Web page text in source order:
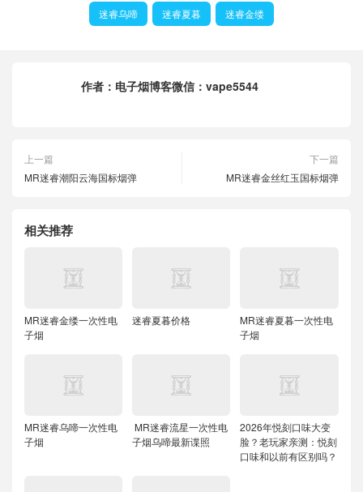
迷睿乌啼 迷睿夏暮 迷睿金缕
作者： 电子烟博客微信：vape5544
上一篇
MR迷睿潮阳云海国标烟弹
下一篇
MR迷睿金丝红玉国标烟弹
相关推荐
MR迷睿金缕一次性电
子烟
迷睿夏暮价格
MR迷睿夏暮一次性电
子烟
MR迷睿乌啼一次性电
子烟
MR迷睿流星一次性电
子烟乌啼最新谍照
2026年悦刻口味大变
脸？老玩家亲测：悦刻
口味和以前有区别吗？